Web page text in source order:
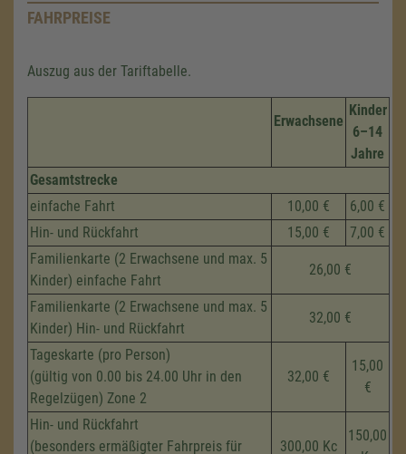
FAHRPREISE
Auszug aus der Tariftabelle.
Erwachsene
Kinder
6–14
Jahre
Gesamtstrecke
einfache Fahrt
10,00 €
6,00 €
Hin- und Rückfahrt
15,00 €
7,00 €
Familienkarte (2 Erwachsene und max. 5
Kinder) einfache Fahrt
26,00 €
Familienkarte (2 Erwachsene und max. 5
Kinder) Hin- und Rückfahrt
32,00 €
Tageskarte (pro Person)
(gültig von 0.00 bis 24.00 Uhr in den
Regelzügen) Zone 2
32,00 €
15,00
€
Hin- und Rückfahrt
(besonders ermäßigter Fahrpreis für
300,00 Kc
150,00